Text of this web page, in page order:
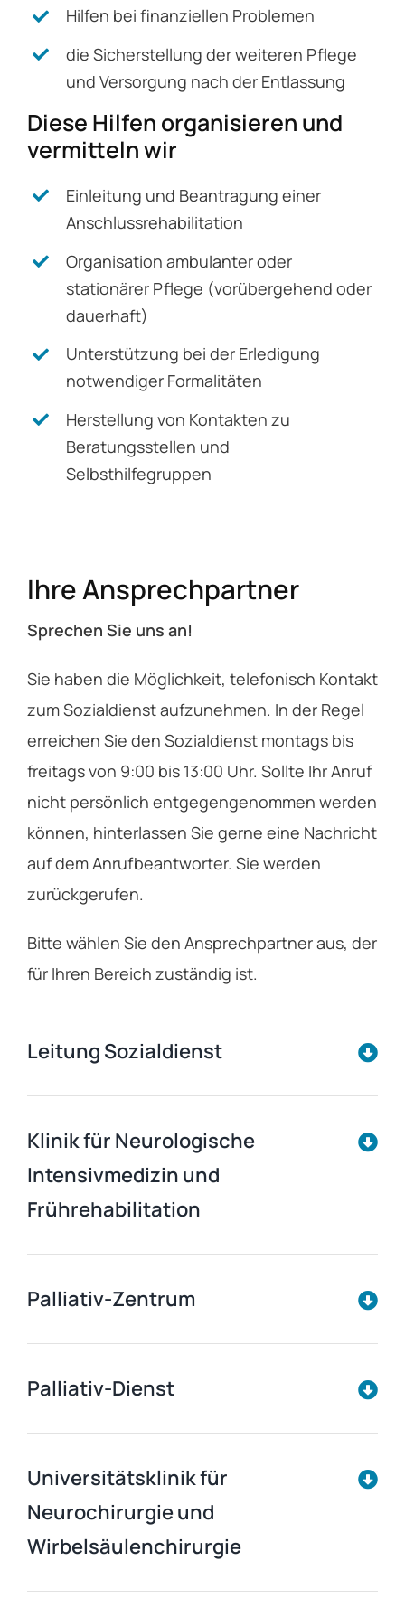
Hilfen bei finanziellen Problemen
die Sicherstellung der weiteren Pflege
und Versorgung nach der Entlassung
Diese Hilfen organisieren und
vermitteln wir
Einleitung und Beantragung einer
Anschlussrehabilitation
Organisation ambulanter oder
stationärer Pflege (vorübergehend oder
dauerhaft)
Unterstützung bei der Erledigung
notwendiger Formalitäten
Herstellung von Kontakten zu
Beratungsstellen und
Selbsthilfegruppen
Ihre Ansprechpartner
Sprechen Sie uns an!
Sie haben die Möglichkeit, telefonisch Kontakt
zum Sozialdienst aufzunehmen. In der Regel
erreichen Sie den Sozialdienst montags bis
freitags von 9:00 bis 13:00 Uhr. Sollte Ihr Anruf
nicht persönlich entgegengenommen werden
können, hinterlassen Sie gerne eine Nachricht
auf dem Anrufbeantworter. Sie werden
zurückgerufen.
Bitte wählen Sie den Ansprechpartner aus, der
für Ihren Bereich zuständig ist.
Leitung Sozialdienst
Klinik für Neurologische
Intensivmedizin und
Frührehabilitation
Palliativ-Zentrum
Palliativ-Dienst
Universitätsklinik für
Neurochirurgie und
Wirbelsäulenchirurgie